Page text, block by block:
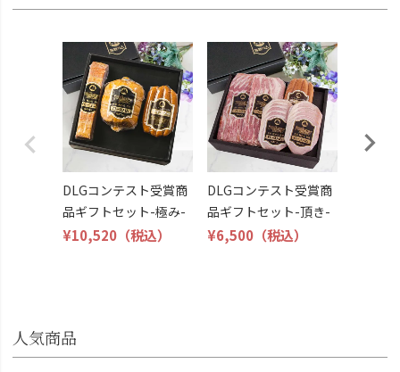
DLGコンテスト受賞商
品ギフトセット-極み-
¥10,520 （税込）
DLGコンテスト受賞商
品ギフトセット-頂き-
¥6,500 （税込）
人気商品